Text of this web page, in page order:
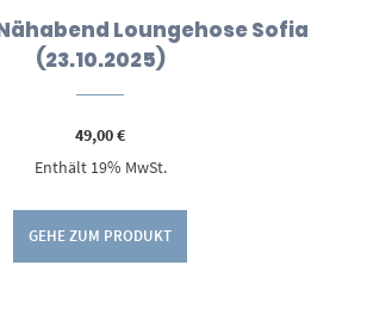
Loungehose Sofia
(23.10.2025)
49,00€
Enthält 19% MwSt.
GEHE ZUM PRODUKT